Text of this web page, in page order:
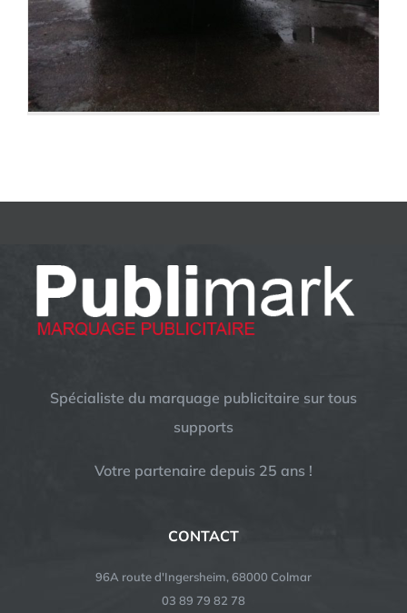
Spécialiste du marquage publicitaire sur tous
supports
Votre partenaire depuis 25 ans !
CONTACT
96A route d'Ingersheim, 68000 Colmar
03 89 79 82 78